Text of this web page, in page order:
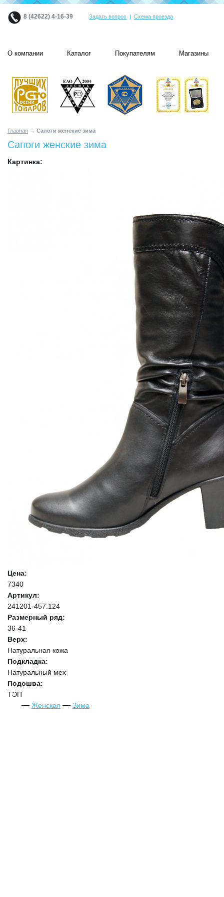
8 (42622) 4-16-39 Задать вопрос | Схема проезда
О компании Каталог Покупателям Магазины
Главная → Сапоги женские зима
Сапоги женские зима
Картинка:
Цена:
7340
Артикул:
241201-457.124
Размерный ряд:
36-41
Верх:
Натуральная кожа
Подкладка:
Натуральный мех
Подошва:
ТЭП
Женская
Зима